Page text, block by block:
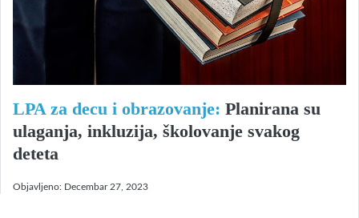
LPA za decu i obrazovanje: Planirana su
ulaganja, inkluzija, školovanje svakog
deteta
Objavljeno: Decembar 27, 2023